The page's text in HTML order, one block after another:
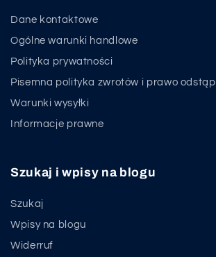
Dane kontaktowe
Ogólne warunki handlowe
Polityka prywatności
Pisemna polityka zwrotów i prawo
Warunki wysyłki
Informacje prawne
Szukaj i wpisy na blogu
Szukaj
Wpisy na blogu
Widerruf